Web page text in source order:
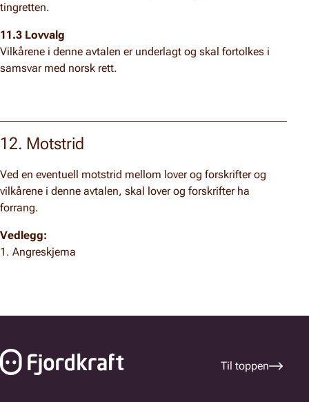
tingretten.
11.3 Lovvalg
Vilkårene i denne avtalen er underlagt og skal fortolkes i
samsvar med norsk rett.
12. Motstrid
Ved en eventuell motstrid mellom lover og forskrifter og
vilkårene i denne avtalen, skal lover og forskrifter ha
forrang.
Vedlegg:
1. Angreskjema
Til toppen